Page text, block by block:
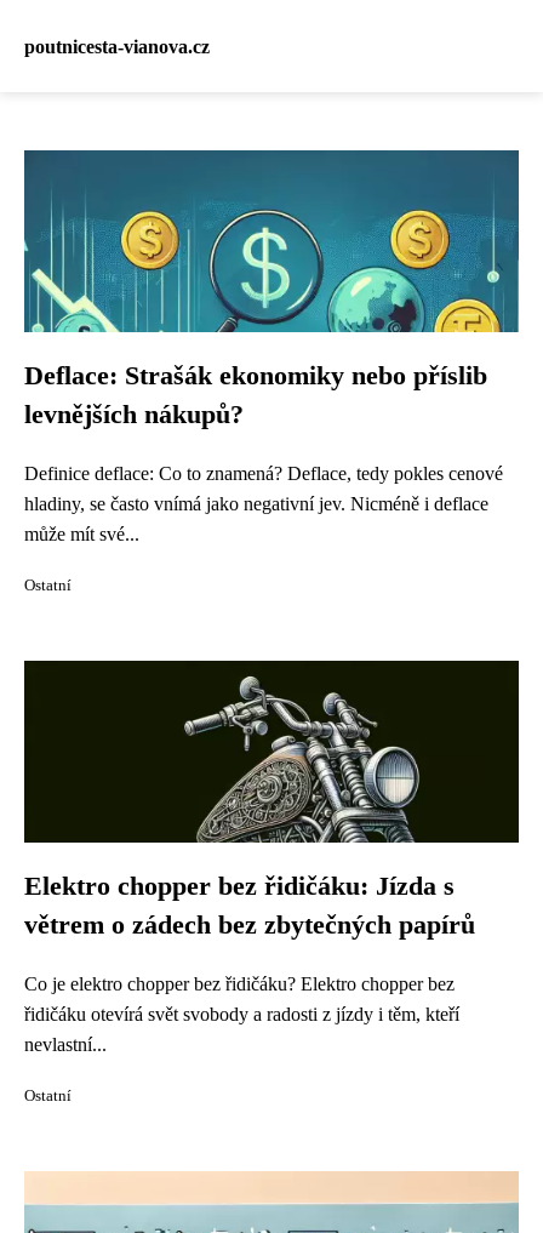
poutnicesta-vianova.cz
Deflace: Strašák ekonomiky nebo příslib
levnějších nákupů?
Definice deflace: Co to znamená? Deflace, tedy pokles cenové
hladiny, se často vnímá jako negativní jev. Nicméně i deflace
může mít své...
Ostatní
Elektro chopper bez řidičáku: Jízda s
větrem o zádech bez zbytečných papírů
Co je elektro chopper bez řidičáku? Elektro chopper bez
řidičáku otevírá svět svobody a radosti z jízdy i těm, kteří
nevlastní...
Ostatní